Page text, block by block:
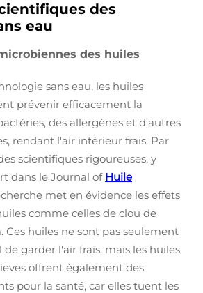
des
eau
des huiles
sans eau, les huiles
prévenir efficacement la
des allergènes et d'autres
rendant l'air intérieur frais. Par
scientifiques rigoureuses, y
dans le Journal of Huile
met en évidence les effets
comme celles de clou de
Ces huiles ne sont pas seulement
garder l'air frais, mais les huiles
offrent également des
pour la santé, car elles tuent les